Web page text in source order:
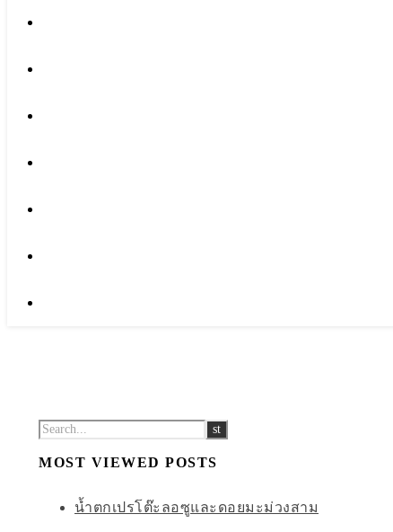
MOST VIEWED POSTS
น้ำตกเปรโต๊ะลอซูและดอยมะม่วงสาม